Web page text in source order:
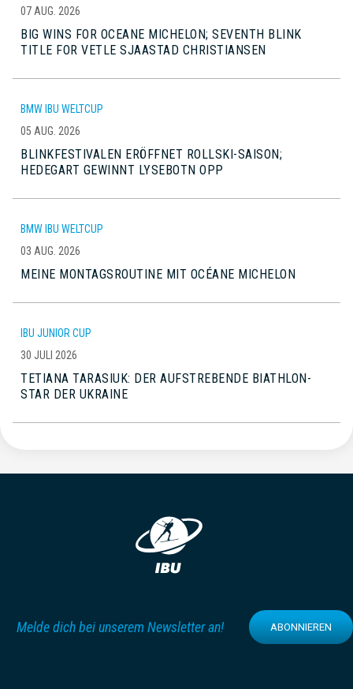
07 AUG. 2026
BIG WINS FOR OCEANE MICHELON; SEVENTH BLINK
TITLE FOR VETLE SJAASTAD CHRISTIANSEN
BMW IBU WELTCUP
05 AUG. 2026
BLINKFESTIVALEN ERÖFFNET ROLLSKI-SAISON;
HEDEGART GEWINNT LYSEBOTN OPP
BMW IBU WELTCUP
03 AUG. 2026
MEINE MONTAGSROUTINE MIT OCÉANE MICHELON
IBU JUNIOR CUP
30 JULI 2026
TETIANA TARASIUK: DER AUFSTREBENDE BIATHLON-
STAR DER UKRAINE
Melde dich bei unserem Newsletter an! ABONNIEREN